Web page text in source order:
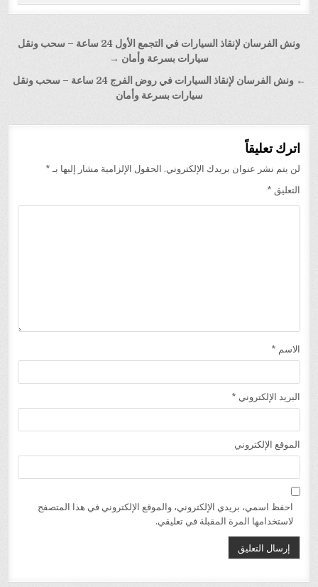
تصفّح
ونش الفرسان لإنقاذ السيارات في التجمع الأول 24 ساعة – سحب ونقل
سيارات بسرعة وأمان →
← ونش الفرسان لإنقاذ السيارات في روض الفرج 24 ساعة – سحب ونقل
سيارات بسرعة وأمان
اترك تعليقاً
لن يتم نشر عنوان بريدك الإلكتروني. الحقول الإلزامية مشار إليها بـ *
التعليق *
الاسم *
البريد الإلكتروني *
الموقع الإلكتروني
احفظ اسمي، بريدي الإلكتروني، والموقع الإلكتروني في هذا المتصفح
لاستخدامها المرة المقبلة في تعليقي.